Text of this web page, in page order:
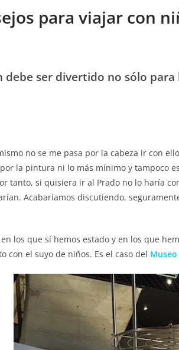
para viajar con
debe ser divertido no sólo
no se me pasa por la cabeza ir con
la pintura ni lo más mínimo y tampoco
tanto, si quisiera ir al Prado no lo haría
Acabaríamos discutiendo,
en los que sí hemos estado y en los que
con el suyo de niños. Es el caso del